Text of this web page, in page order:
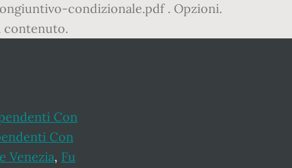
condizionale.pdf . Opzioni.
contenuto.
Con
Con
Venezia, Fu